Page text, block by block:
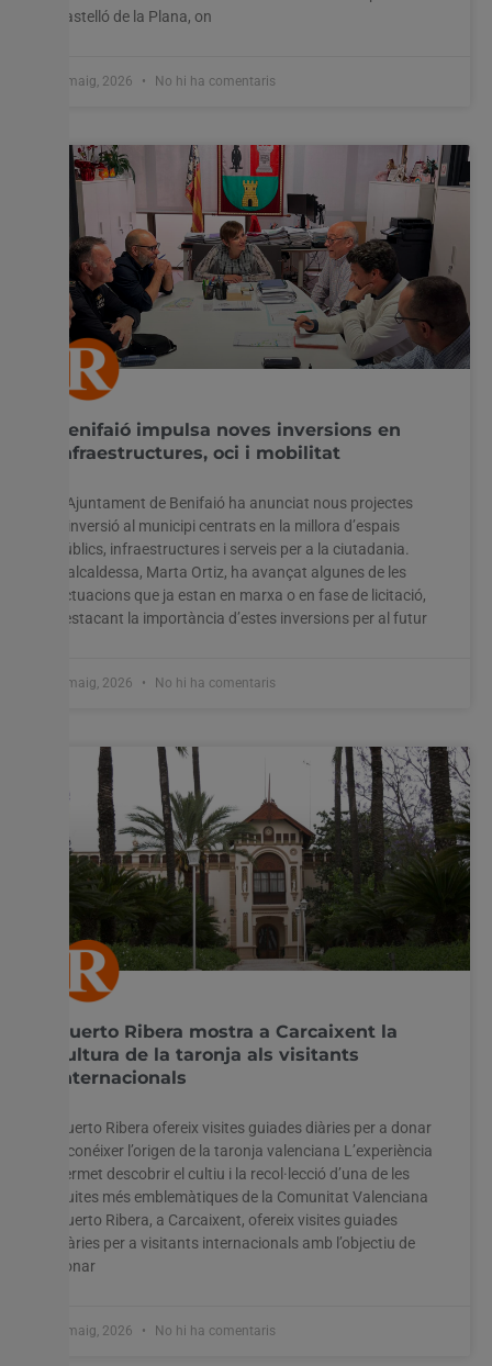
Castelló de la Plana, on
8 maig, 2026 No hi ha comentaris
Benifaió impulsa noves inversions en
infraestructures, oci i mobilitat
L’Ajuntament de Benifaió ha anunciat nous projectes
d’inversió al municipi centrats en la millora d’espais
públics, infraestructures i serveis per a la ciutadania.
L’alcaldessa, Marta Ortiz, ha avançat algunes de les
actuacions que ja estan en marxa o en fase de licitació,
destacant la importància d’estes inversions per al futur
8 maig, 2026 No hi ha comentaris
Huerto Ribera mostra a Carcaixent la
cultura de la taronja als visitants
internacionals
Huerto Ribera ofereix visites guiades diàries per a donar
a conéixer l’origen de la taronja valenciana L’experiència
permet descobrir el cultiu i la recol·lecció d’una de les
fruites més emblemàtiques de la Comunitat Valenciana
Huerto Ribera, a Carcaixent, ofereix visites guiades
diàries per a visitants internacionals amb l’objectiu de
donar
8 maig, 2026 No hi ha comentaris